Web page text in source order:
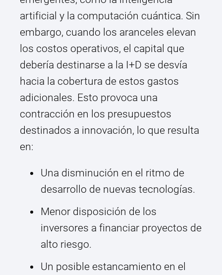
artificial y la computación cuántica. Sin
embargo, cuando los aranceles elevan
los costos operativos, el capital que
debería destinarse a la I+D se desvía
hacia la cobertura de estos gastos
adicionales. Esto provoca una
contracción en los presupuestos
destinados a innovación, lo que resulta
en:
Una disminución en el ritmo de
desarrollo de nuevas tecnologías.
Menor disposición de los
inversores a financiar proyectos de
alto riesgo.
Un posible estancamiento en el